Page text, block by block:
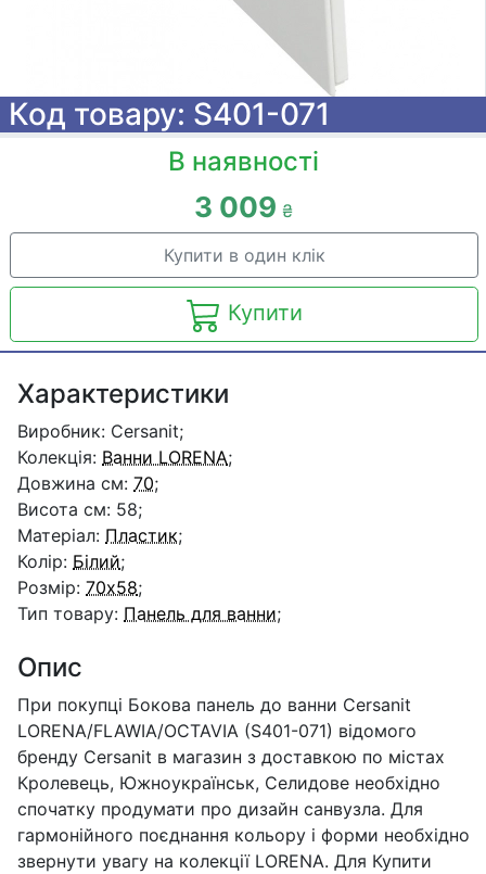
Код товару: S401-071
В наявності
3 009 ₴
Купити в один клік
Купити
Характеристики
Виробник: Cersanit;
Колекція: Ванни LORENA;
Довжина см: 70;
Висота см: 58;
Матеріал: Пластик;
Колір: Білий;
Розмір: 70x58;
Тип товару: Панель для ванни;
Опис
При покупці Бокова панель до ванни Cersanit
LORENA/FLAWIA/OCTAVIA (S401-071) відомого
бренду Cersanit в магазин з доставкою по містах
Кролевець, Южноукраїнськ, Селидове необхідно
спочатку продумати про дизайн санвузла. Для
гармонійного поєднання кольору і форми необхідно
звернути увагу на колекції LORENA. Для Купити